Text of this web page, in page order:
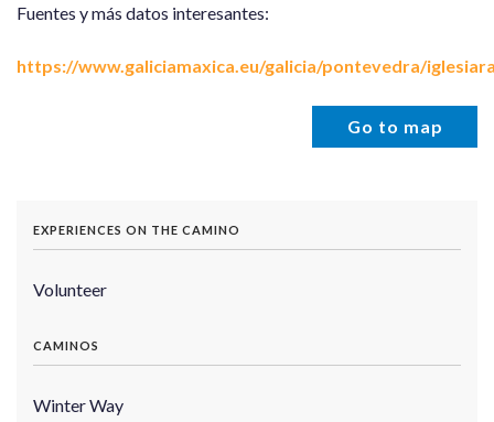
Fuentes y más datos interesantes:
https://www.galiciamaxica.eu/galicia/pontevedra/
Go to map
EXPERIENCES ON THE CAMINO
Volunteer
CAMINOS
Winter Way